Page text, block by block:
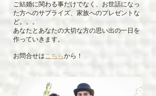
ご結婚に関わる事だけでなく、お世話になっ
た方へのサプライズ、家族へのプレゼントな
ど。。。
あなたとあなたの大切な方の思い出の一日を
作っていきます。
お問合せはこちらから！